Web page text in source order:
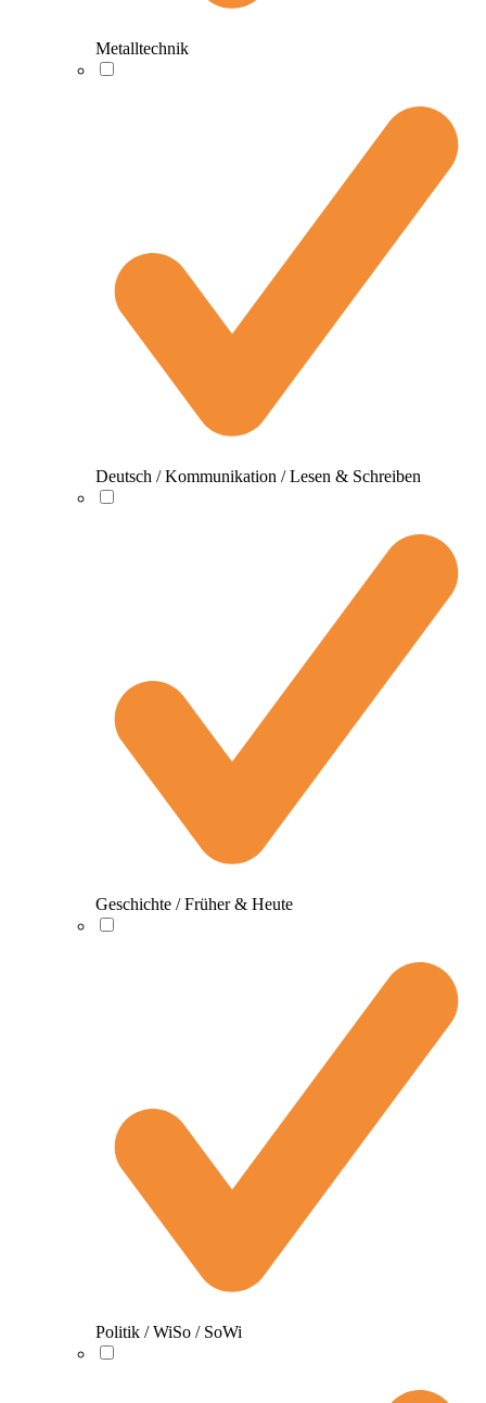
Metalltechnik
Deutsch / Kommunikation / Lesen & Schreiben
Geschichte / Früher & Heute
Politik / WiSo / SoWi